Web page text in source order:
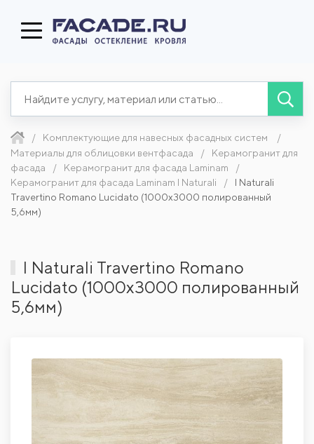
Комплектующие для навесных фасадных систем
Материалы для облицовки вентфасада
Керамогранит для
фасада
Керамогранит для фасада Laminam
Керамогранит для фасада Laminam I Naturali
I Naturali
Travertino Romano Lucidato (1000x3000 полированный
5,6мм)
I Naturali Travertino Romano
Lucidato (1000x3000 полированный
5,6мм)